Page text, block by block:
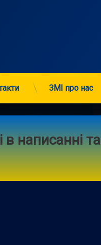
ЗМІ про нас
в написанні та